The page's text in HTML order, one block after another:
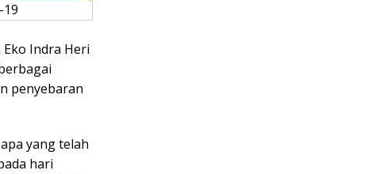
19
Eko Indra Heri
penyebaran
yang telah
hari